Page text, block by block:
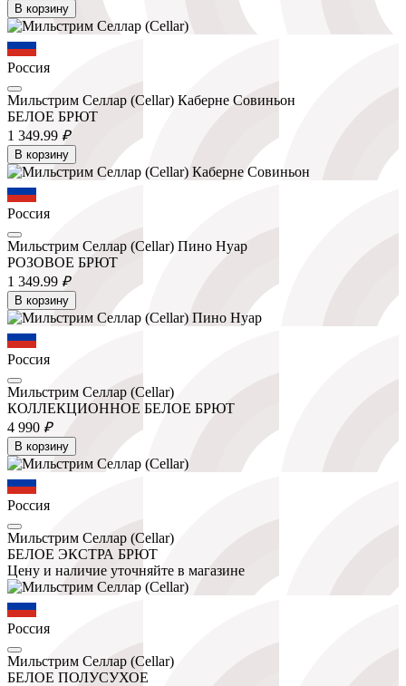
В корзину
Россия
Мильстрим Селлар (Cellar) Каберне Совиньон
БЕЛОЕ БРЮТ
1 349.99 ₽
В корзину
Россия
Мильстрим Селлар (Cellar) Пино Нуар
РОЗОВОЕ БРЮТ
1 349.99 ₽
В корзину
Россия
Мильстрим Селлар (Cellar)
КОЛЛЕКЦИОННОЕ БЕЛОЕ БРЮТ
4 990 ₽
В корзину
Россия
Мильстрим Селлар (Cellar)
БЕЛОЕ ЭКСТРА БРЮТ
Цену и наличие уточняйте в магазине
Россия
Мильстрим Селлар (Cellar)
БЕЛОЕ ПОЛУСУХОЕ